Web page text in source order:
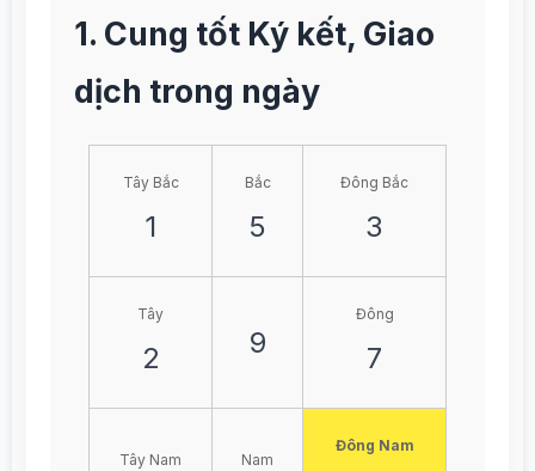
1. Cung tốt Ký kết, Giao
dịch trong ngày
Tây Bắc
1
Bắc
5
Đông Bắc
3
Tây
2 9
Đông
7
Tây Nam Nam
Đông Nam